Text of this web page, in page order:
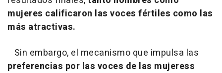
mujeres calificaron las voces fértiles como las
más atractivas.
Sin embargo, el mecanismo que impulsa las
preferencias por las voces de las mujeress